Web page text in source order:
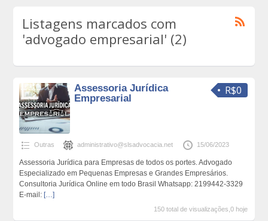
Listagens marcados com
'advogado empresarial' (2)
R$0
Assessoria Jurídica
Empresarial
Outras administrativo@slsadvocacia.net 15/06/2023
Assessoria Jurídica para Empresas de todos os portes. Advogado
Especializado em Pequenas Empresas e Grandes Empresários.
Consultoria Jurídica Online em todo Brasil Whatsapp: 2199442-3329
E-mail: […]
150 total de visualizações,0 hoje